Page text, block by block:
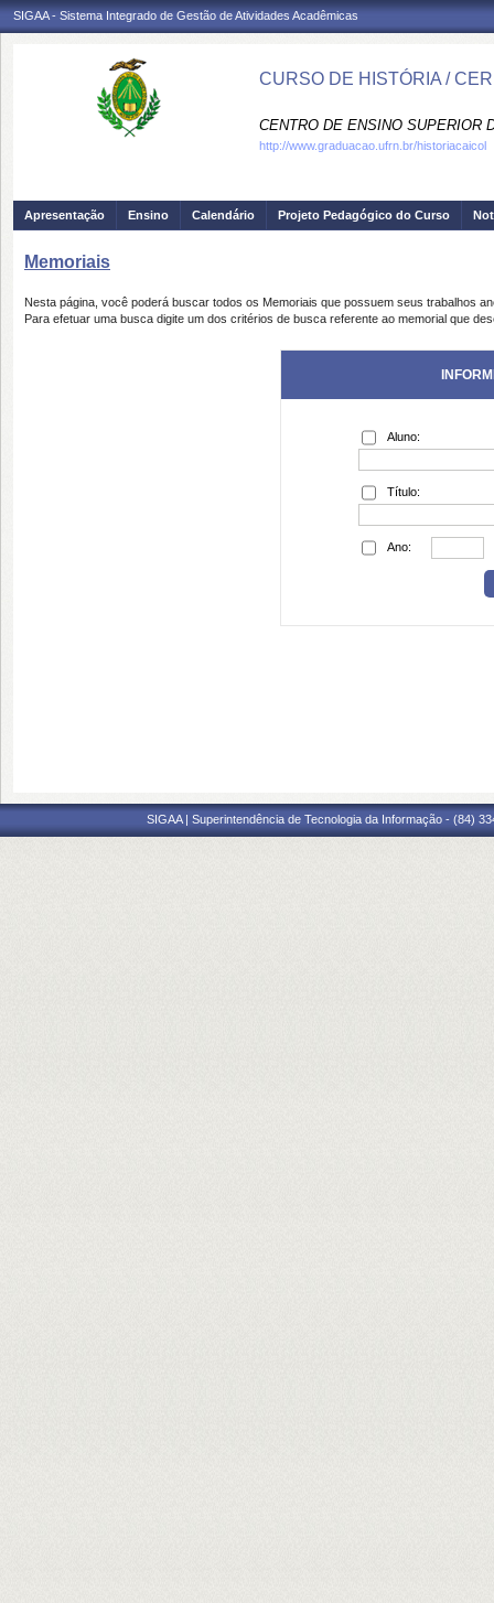
SIGAA - Sistema Integrado de Gestão de Atividades Acadêmicas
CURSO DE HISTÓRIA /
CENTRO DE ENSINO SUPERIOR
http://www.graduacao.ufrn.br/historiacaicol
Apresentação Ensino Calendário Projeto Pedagógico do Curso
Memoriais
Nesta página, você poderá buscar todos os Memoriais que possuem seus trabalhos
Para efetuar uma busca digite um dos critérios de busca referente ao memorial que
Aluno:
Título:
Ano:
SIGAA | Superintendência de Tecnologia da Informação - (84)